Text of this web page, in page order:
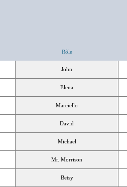
Rôle
John
Elena
Marciello
David
Michael
Mr. Morrison
Betsy